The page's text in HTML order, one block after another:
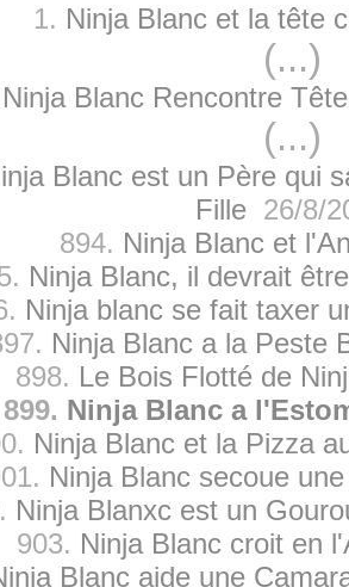
1. Ninja Blanc et la tête
(...)
Ninja Blanc Rencontre
(...)
Blanc est un Père qui
Fille 26/8/
894. Ninja Blanc et
Ninja Blanc, il devrait
Ninja blanc se fait taxer
Ninja Blanc a la Peste
898. Le Bois Flotté de
899. Ninja Blanc a
Ninja Blanc et la Pizza
Ninja Blanc secoue
Ninja Blanxc est un
903. Ninja Blanc croit en
Blanc aide une